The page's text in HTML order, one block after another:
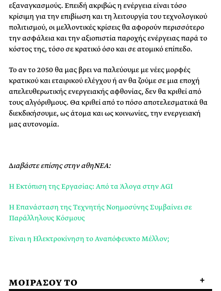
εξαναγκασμούς. Επειδή ακριβώς η ενέργεια είναι τόσο
κρίσιμη για την επιβίωση και τη λειτουργία του τεχνολογικού
πολιτισμού, οι μελλοντικές κρίσεις θα αφορούν περισσότερο
την ασφάλεια και την αξιοπιστία παροχής ενέργειας παρά το
κόστος της, τόσο σε κρατικό όσο και σε ατομικό επίπεδο.
Το αν το 2050 θα μας βρει να παλεύουμε με νέες μορφές
κρατικού και εταιρικού ελέγχου ή αν θα ζούμε σε μια εποχή
απελευθερωτικής ενεργειακής αφθονίας, δεν θα κριθεί από
τους αλγόριθμους. Θα κριθεί από το πόσο αποτελεσματικά θα
διεκδικήσουμε, ως άτομα και ως κοινωνίες, την ενεργειακή
μας αυτονομία.
Διαβάστε επίσης στην αθηΝΕΑ:
Η Εκτόπιση της Εργασίας: Από τα Άλογα στην AGI
Η Επανάσταση της Τεχνητής Νοημοσύνης Συμβαίνει σε
Παράλληλους Κόσμους
Είναι η Ηλεκτροκίνηση το Αναπόφευκτο Μέλλον;
ΜΟΙΡΑΣΟΥ ΤΟ